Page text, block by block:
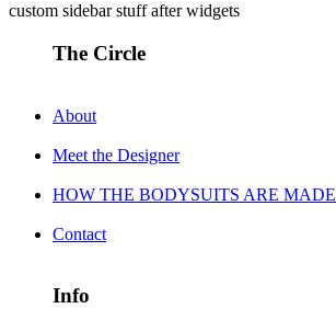
custom sidebar stuff after widgets
The Circle
About
Meet the Designer
HOW THE BODYSUITS ARE MADE
Contact
Info